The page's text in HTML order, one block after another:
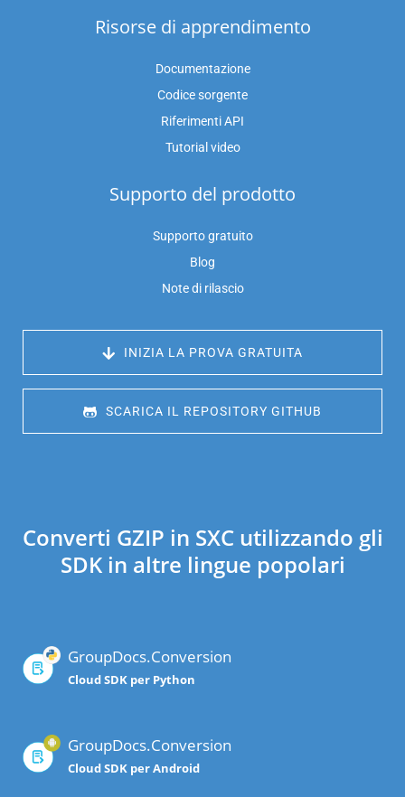
Risorse di apprendimento
Documentazione
Codice sorgente
Riferimenti API
Tutorial video
Supporto del prodotto
Supporto gratuito
Blog
Note di rilascio
INIZIA LA PROVA GRATUITA
SCARICA IL REPOSITORY GITHUB
Converti GZIP in SXC utilizzando gli
SDK in altre lingue popolari
GroupDocs.Conversion
Cloud SDK per Python
GroupDocs.Conversion
Cloud SDK per Android